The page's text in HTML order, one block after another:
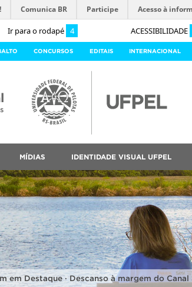
Ir para o rodapé 4 ACESSIBILIDADE
Comunica BR Participe Acesso à
CONCURSOS EDITAIS INTERNACIONAL
MÍDIAS IDENTIDADE VISUAL UFPEL
em Destaque · Descanso à margem do